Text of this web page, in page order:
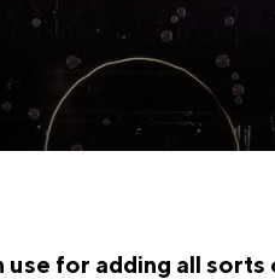
use for adding all